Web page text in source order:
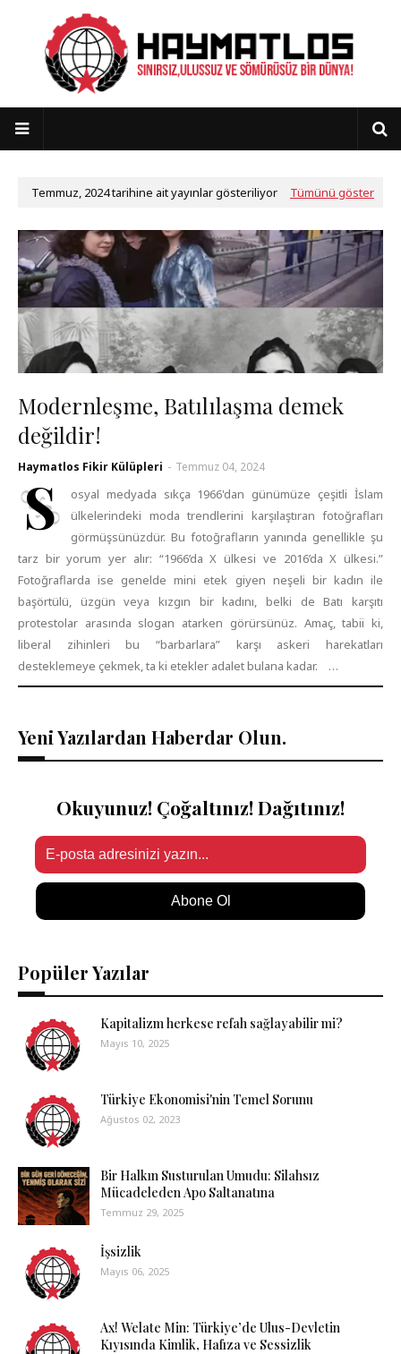
Temmuz, 2024 tarihine ait yayınlar gösteriliyor Tümünü göster
Modernleşme, Batılılaşma demek
değildir!
Haymatlos Fikir Külüpleri - Temmuz 04, 2024
S
osyal medyada sıkça 1966'dan günümüze çeşitli İslam
ülkelerindeki moda trendlerini karşılaştıran fotoğrafları
görmüşsünüzdür. Bu fotoğrafların yanında genellikle şu
tarz bir yorum yer alır: “1966’da X ülkesi ve 2016’da X ülkesi.”
Fotoğraflarda ise genelde mini etek giyen neşeli bir kadın ile
başörtülü, üzgün veya kızgın bir kadını, belki de Batı karşıtı
protestolar arasında slogan atarken görürsünüz. Amaç, tabii ki,
liberal zihinleri bu “barbarlara” karşı askeri harekatları
desteklemeye çekmek, ta ki etekler adalet bulana kadar. …
Yeni Yazılardan Haberdar Olun.
Okuyunuz! Çoğaltınız! Dağıtınız!
Abone Ol
Popüler Yazılar
Kapitalizm herkese refah sağlayabilir mi?
Mayıs 10, 2025
Türkiye Ekonomisi'nin Temel Sorunu
Ağustos 02, 2023
Bir Halkın Susturulan Umudu: Silahsız
Mücadeleden Apo Saltanatına
Temmuz 29, 2025
İşsizlik
Mayıs 06, 2025
Ax! Welate Min: Türkiye’de Ulus-Devletin
Kıyısında Kimlik, Hafıza ve Sessizlik